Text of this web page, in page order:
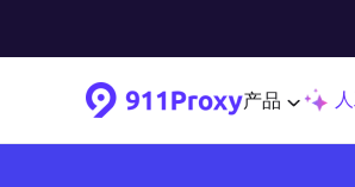
产品